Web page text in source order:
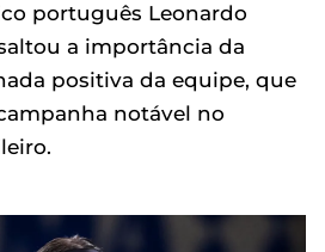
português Leonardo
a importância da
positiva da equipe, que
notável no